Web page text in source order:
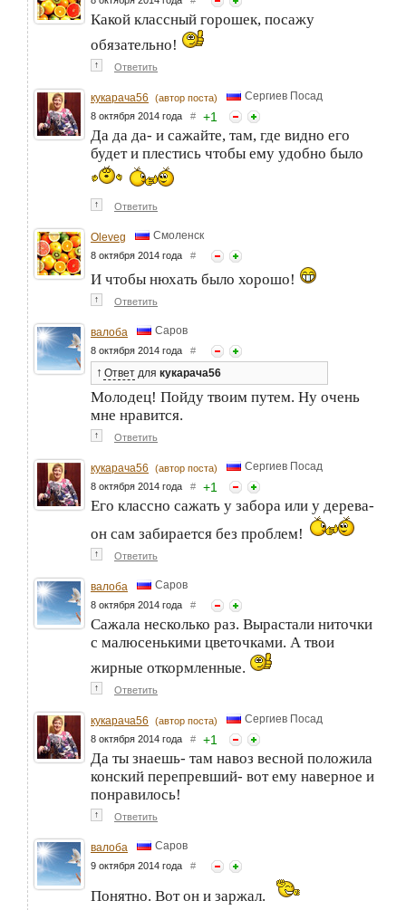
Какой классный горошек, посажу
обязательно!
↑ Ответить
кукарача56 (автор поста) Сергиев Посад
8 октября 2014 года # +1
Да да да- и сажайте, там, где видно его
будет и плестись чтобы ему удобно было
↑ Ответить
Oleveg Смоленск
8 октября 2014 года #
И чтобы нюхать было хорошо!
↑ Ответить
валоба Саров
8 октября 2014 года #
↑ Ответ для кукарача56
Молодец! Пойду твоим путем. Ну очень
мне нравится.
↑ Ответить
кукарача56 (автор поста) Сергиев Посад
8 октября 2014 года # +1
Его классно сажать у забора или у дерева-
он сам забирается без проблем!
↑ Ответить
валоба Саров
8 октября 2014 года #
Сажала несколько раз. Вырастали ниточки
с малюсенькими цветочками. А твои
жирные откормленные.
↑ Ответить
кукарача56 (автор поста) Сергиев Посад
8 октября 2014 года # +1
Да ты знаешь- там навоз весной положила
конский перепревший- вот ему наверное и
понравилось!
↑ Ответить
валоба Саров
9 октября 2014 года #
Понятно. Вот он и заржал.